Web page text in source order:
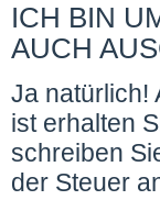
ICH BIN
AUCH
Ja natürlich!
ist erhalten
schreiben
der Steuer